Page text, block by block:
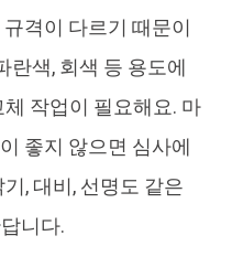
격이 다르기 때문이
란색, 회색 등 용도에
작업이 필요해요. 마
좋지 않으면 심사에
, 대비, 선명도 같은
니다.